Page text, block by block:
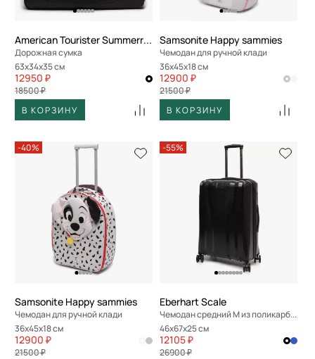
American Tourister Summerride
Дорожная сумка
63x34x35 см
12950 ₽
18500 ₽
В КОРЗИНУ
Samsonite Happy sammies
Чемодан для ручной клади
36x45x18 см
12900 ₽
21500 ₽
В КОРЗИНУ
-40%
Samsonite Happy sammies
Чемодан для ручной клади
36x45x18 см
12900 ₽
21500 ₽
-55%
Eberhart Scale
Чемодан средний M из поликарбоната
46x67x25 см
12105 ₽
26900 ₽